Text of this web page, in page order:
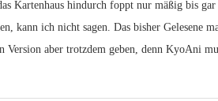
Kartenhaus hindurch foppt nur mäßig bis
kann ich nicht sagen. Das bisher Gelesene
Version aber trotzdem geben, denn KyoAni